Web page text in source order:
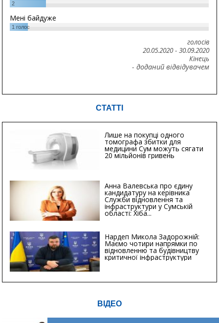
2
Мені байдуже
1 голос
голосів
20.05.2020- 30.09.2020
Кінець
- доданий відвідувачем
СТАТТІ
Лише на покупці одного
томографа збитки для
медицини Сум можуть сягати
20 мільйонів гривень
Анна Валевська про єдину
кандидатуру на керівника
Служби відновлення та
інфраструктури у Сумській
області: Хіба...
Нардеп Микола Задорожній:
Маємо чотири напрямки по
відновленню та будівництву
критичної інфраструктури
ВІДЕО